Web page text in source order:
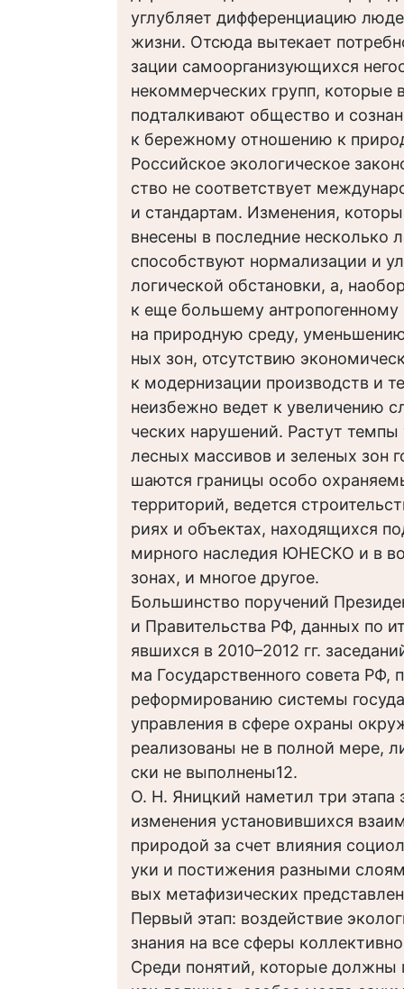
углубляет дифференциацию
жизни. Отсюда вытекает
зации самоорганизующихся
некоммерческих групп, которые
подталкивают общество и
к бережному отношению к
Российское экологическое
ство не соответствует
и стандартам. Изменения,
внесены в последние несколько
способствуют нормализации и
логической обстановки, а,
к еще большему антропогенному
на природную среду,
ных зон, отсутствию
к модернизации производств и
неизбежно ведет к увеличению
ческих нарушений. Растут темпы
лесных массивов и зеленых зон
шаются границы особо
территорий, ведется
риях и объектах, находящихся
мирного наследия ЮНЕСКО и в
зонах, и многое другое.
Большинство поручений
и Правительства РФ, данных по
явшихся в 2010–2012 гг.
ма Государственного совета РФ,
реформированию системы
управления в сфере охраны
реализованы не в полной мере,
ски не выполнены12.
О. Н. Яницкий наметил три этапа
изменения установившихся
природой за счет влияния
уки и постижения разными
вых метафизических
Первый этап: воздействие
знания на все сферы
Среди понятий, которые должны